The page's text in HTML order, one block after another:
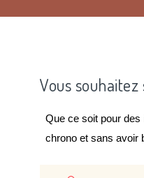
Vous
Que ce soit pour des
chrono et sans avoir